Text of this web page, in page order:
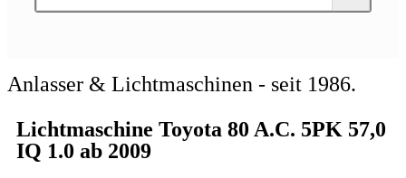
Anlasser & Lichtmaschinen - seit 1986.
Lichtmaschine Toyota 80 A.C. 5PK 57,0
IQ 1.0 ab 2009